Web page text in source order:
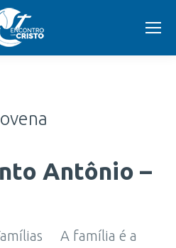
Antônio –
A família é a